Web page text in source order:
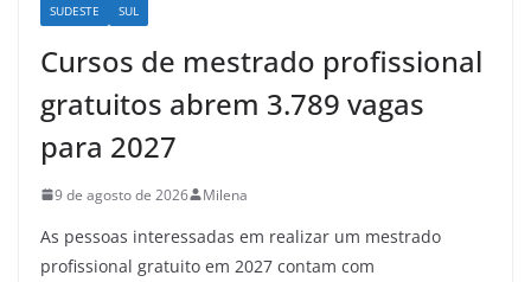
SUDESTE
SUL
Cursos de mestrado profissional
gratuitos abrem 3.789 vagas
para 2027
9 de agosto de 2026 Milena
As pessoas interessadas em realizar um mestrado
profissional gratuito em 2027 contam com